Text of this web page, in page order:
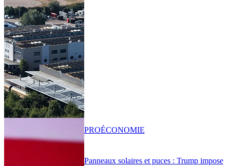
Panneaux solaires et puces : Trump impose
PROÉCONOMIE